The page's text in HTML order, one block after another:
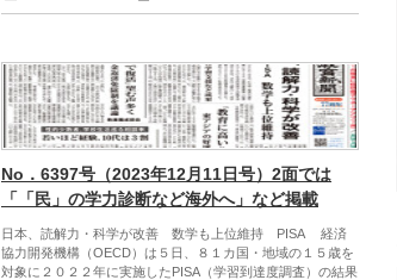
No．6397号（2023年12月11日号）2面では
「「民」の学力診断など海外へ」など掲載
日本、読解力・科学が改善 数学も上位維持 PISA 経済
協力開発機構（OECD）は５日、８１カ国・地域の１５歳を
対象に２０２２年に実施したPISA（学習到達度調査）の結果